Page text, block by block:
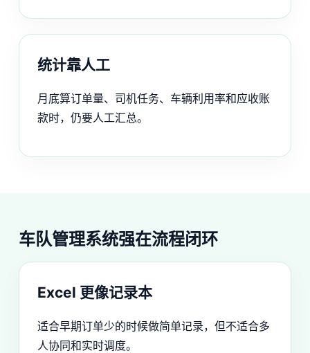
统计靠人工
月底算订单量、司机任务、车辆利用率和应收账
款时，仍要人工汇总。
车队管理系统强在流程闭环
Excel 更像记录本
适合早期订单少的时候做简单记录，但不适合多
人协同和实时调度。